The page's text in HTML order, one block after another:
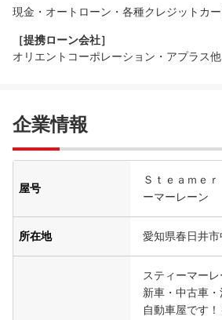
現金・オートローン・各種クレジットカー
［提携ローン会社］
オリエントコーポレーション・アプラス他
企業情報
屋号
Ｓｔｅａｍｅ
ーマーレーン
所在地 愛知県春日井
スティーマー
新車・中古車
自動車屋です